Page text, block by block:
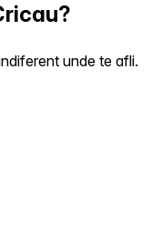
unde te afli.